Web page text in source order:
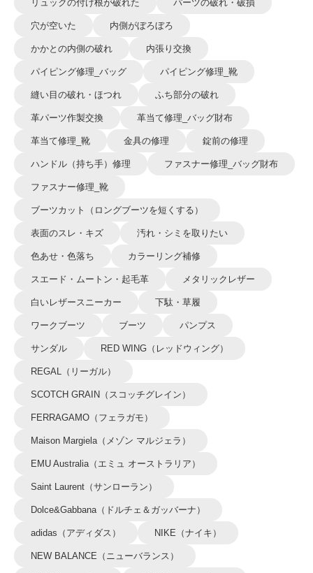
リュックの付け根が破れた パーツの破れ・破損
穴が空いた 内側がぼろぼろ
かかとの内側の破れ 内張り交換
パイピング修理_バッグ パイピング修理_靴
縫い目の破れ・ほつれ ふち部分の破れ
革パーツ作製交換 革当て修理_バッグ財布
革当て修理_靴 金具の修理 錠前の修理
ハンドル（持ち手）修理 ファスナー修理_バッグ財布
ファスナー修理_靴
ブーツカット（ロングブーツを短くする）
表面のスレ・キズ 汚れ・シミを取りたい
色あせ・色落ち カラーリング補修
スエード・ムートン・起毛革 メタリックレザー
白いレザースニーカー 下駄・草履
ワークブーツ ブーツ パンプス
サンダル RED WING（レッドウィング）
REGAL（リーガル）
SCOTCH GRAIN（スコッチグレイン）
FERRAGAMO（フェラガモ）
Maison Margiela（メゾン マルジェラ）
EMU Australia（エミュ オーストラリア）
Saint Laurent（サンローラン）
Dolce&Gabbana（ドルチェ＆ガッバーナ）
adidas（アディダス） NIKE（ナイキ）
NEW BALANCE（ニューバランス）